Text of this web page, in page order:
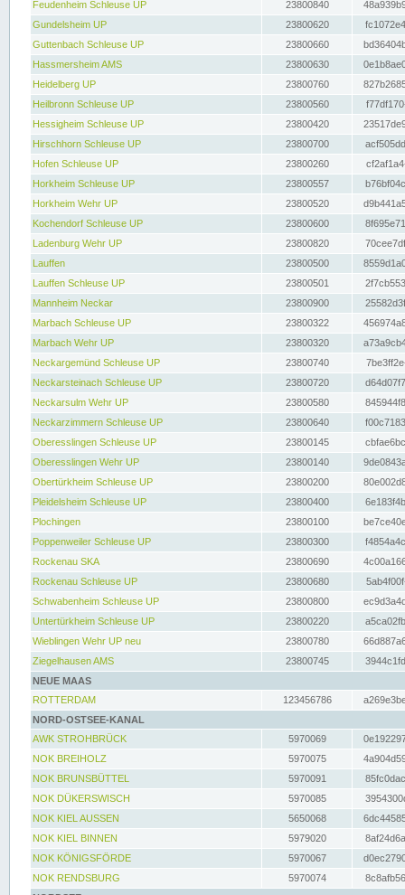
Feudenheim Schleuse UP
23800840
Gundelsheim UP
23800620
Guttenbach Schleuse UP
23800660
Hassmersheim AMS
23800630
Heidelberg UP
23800760
Heilbronn Schleuse UP
23800560
Hessigheim Schleuse UP
23800420
Hirschhorn Schleuse UP
23800700
Hofen Schleuse UP
23800260
Horkheim Schleuse UP
23800557
Horkheim Wehr UP
23800520
Kochendorf Schleuse UP
23800600
Ladenburg Wehr UP
23800820
Lauffen
23800500
Lauffen Schleuse UP
23800501
Mannheim Neckar
23800900
Marbach Schleuse UP
23800322
Marbach Wehr UP
23800320
Neckargemünd Schleuse UP
23800740
Neckarsteinach Schleuse UP
23800720
Neckarsulm Wehr UP
23800580
Neckarzimmern Schleuse UP
23800640
Oberesslingen Schleuse UP
23800145
Oberesslingen Wehr UP
23800140
Obertürkheim Schleuse UP
23800200
Pleidelsheim Schleuse UP
23800400
Plochingen
23800100
Poppenweiler Schleuse UP
23800300
Rockenau SKA
23800690
Rockenau Schleuse UP
23800680
Schwabenheim Schleuse UP
23800800
Untertürkheim Schleuse UP
23800220
Wieblingen Wehr UP neu
23800780
Ziegelhausen AMS
23800745
NEUE MAAS
ROTTERDAM
123456786
NORD-OSTSEE-KANAL
AWK STROHBRÜCK
5970069
NOK BREIHOLZ
5970075
NOK BRUNSBÜTTEL
5970091
NOK DÜKERSWISCH
5970085
NOK KIEL AUSSEN
5650068
NOK KIEL BINNEN
5979020
NOK KÖNIGSFÖRDE
5970067
NOK RENDSBURG
5970074